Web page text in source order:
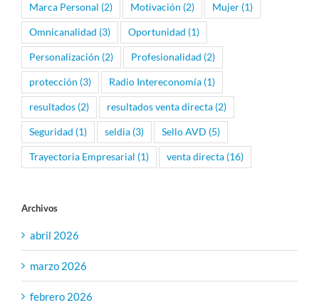
Marca Personal (2) Motivación (2) Mujer (1)
Omnicanalidad (3) Oportunidad (1)
Personalización (2) Profesionalidad (2)
protección (3) Radio Intereconomía (1)
resultados (2) resultados venta directa (2)
Seguridad (1) seldia (3) Sello AVD (5)
Trayectoria Empresarial (1) venta directa (16)
Archivos
abril 2026
marzo 2026
febrero 2026